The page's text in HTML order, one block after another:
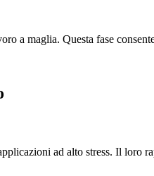
a maglia. Questa fase
ad alto stress. Il loro